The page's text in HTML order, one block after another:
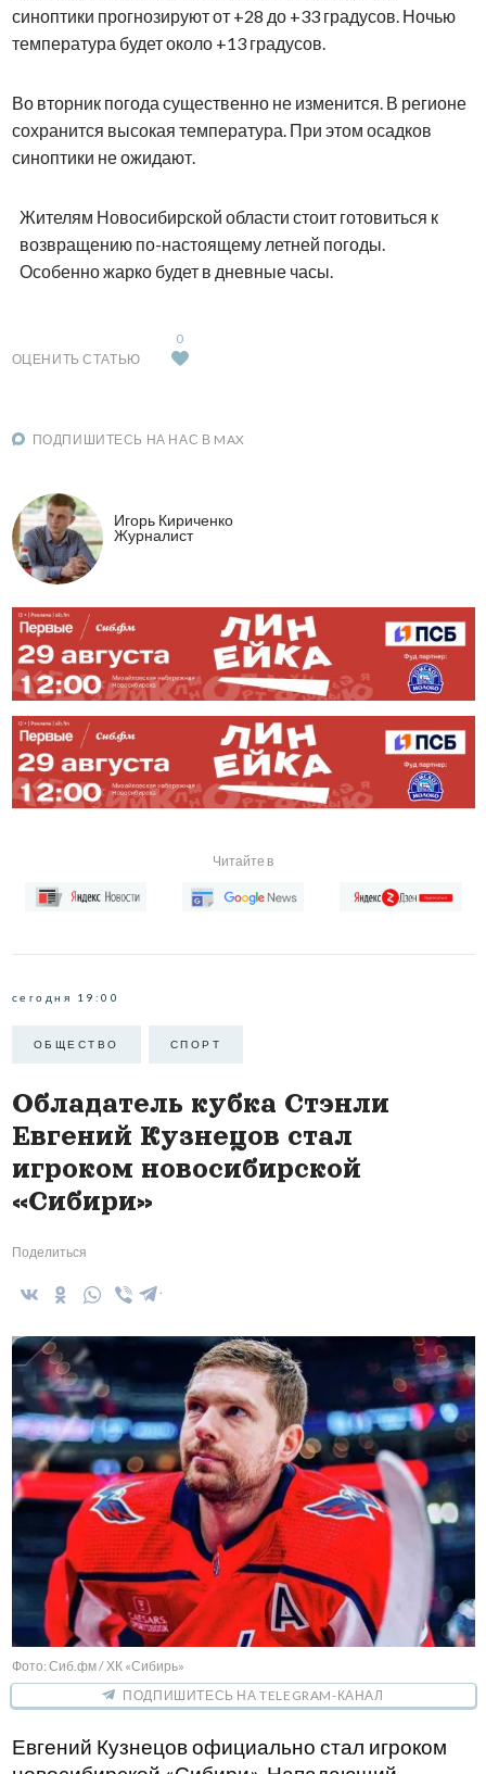
синоптики прогнозируют от +28 до +33 градусов. Ночью
температура будет около +13 градусов.
Во вторник погода существенно не изменится. В регионе
сохранится высокая температура. При этом осадков
синоптики не ожидают.
Жителям Новосибирской области стоит готовиться к
возвращению по-настоящему летней погоды.
Особенно жарко будет в дневные часы.
ОЦЕНИТЬ СТАТЬЮ
0
ПОДПИШИТЕСЬ НА НАС В MAX
Игорь Кириченко
Журналист
Читайте в
сегодня 19:00
ОБЩЕСТВО СПОРТ
Обладатель кубка Стэнли
Евгений Кузнецов стал
игроком новосибирской
«Сибири»
Поделиться
Фото: Сиб.фм / ХК «Сибирь»
ПОДПИШИТЕСЬ НА TELEGRAM-КАНАЛ
Евгений Кузнецов официально стал игроком